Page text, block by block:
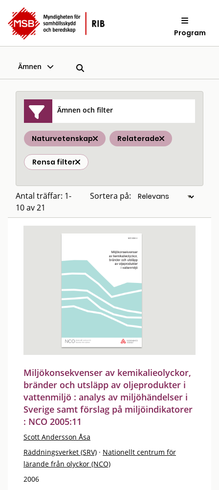
Program
Ämnen
Ämnen och filter
Naturvetenskap Relaterade
Rensa filter
Antal träffar: 1-
10 av 21
Sortera på:
Miljökonsekvenser av kemikalieolyckor,
bränder och utsläpp av oljeprodukter i
vattenmiljö : analys av miljöhändelser i
Sverige samt förslag på miljöindikatorer
: NCO 2005:11
Scott Andersson Åsa
Räddningsverket (SRV) · Nationellt centrum för
lärande från olyckor (NCO)
2006